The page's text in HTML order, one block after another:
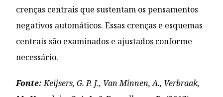
crenças centrais que sustentam os pensamentos
negativos automáticos. Essas crenças e esquemas
centrais são examinados e ajustados conforme
necessário.
Fonte:Keijsers, G. P. J., Van Minnen, A., Verbraak,